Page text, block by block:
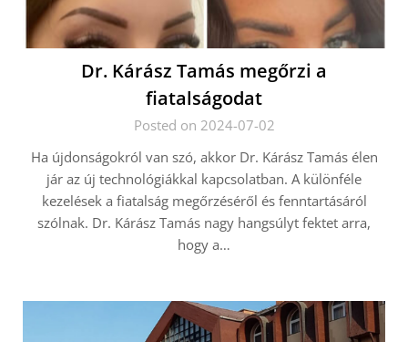
Dr. Kárász Tamás megőrzi a
fiatalságodat
Posted on 2024-07-02
Ha újdonságokról van szó, akkor Dr. Kárász Tamás élen
jár az új technológiákkal kapcsolatban. A különféle
kezelések a fiatalság megőrzéséről és fenntartásáról
szólnak. Dr. Kárász Tamás nagy hangsúlyt fektet arra,
hogy a…